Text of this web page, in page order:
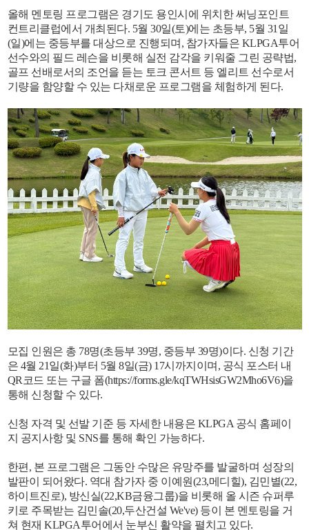
올해 멘토링 프로그램은 경기도 용인시에 위치한 써닝포인트
컨트리클럽에서 개최된다. 5월 30일(토)에는 초등부, 5월 31일
(일)에는 중등부를 대상으로 진행되며, 참가자들은 KLPGA투어
선수와의 필드 레슨을 비롯해 실전 감각을 키워줄 그린 공략법,
골프 선배로서의 조언을 듣는 토크 콘서트 등 엘리트 선수로서
기량을 함양할 수 있는 다채로운 프로그램을 체험하게 된다.
모집 인원은 총 78명(초등부 39명, 중등부 39명)이다. 신청 기간
은 4월 21일(화)부터 5월 8일(금) 17시까지이며, 공식 포스터 내
QR코드 또는 구글 폼(https://forms.gle/kqTWHsisGW2Mho6V6)을
통해 신청할 수 있다.
신청 자격 및 선발 기준 등 자세한 내용은 KLPGA 공식 홈페이
지 공지사항 및 SNS를 통해 확인 가능하다.
한편, 본 프로그램은 그동안 수많은 유망주를 발굴하며 성장의
발판이 되어왔다. 역대 참가자 중 이예원(23,메디힐), 김민별(22,
하이트진로), 방신실(22,KB금융그룹)을 비롯해 올 시즌 슈퍼루
키로 주목받는 김민솔(20,두산건설 We've) 등이 본 멘토링을 거
쳐 현재 KLPGA투어에서 눈부신 활약을 펼치고 있다.